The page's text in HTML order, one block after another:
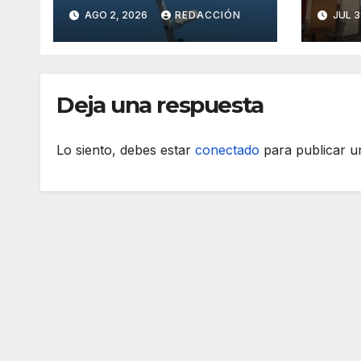
accesos a Sant
Llorenç con
cámaras
AGO 2, 2026 REDACCIÓN JUL
Deja una respuesta
Lo siento, debes estar conectado para publicar